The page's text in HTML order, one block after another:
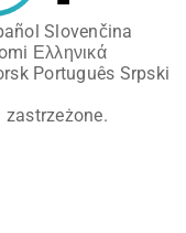
Slovenčina
Ελληνικά
Português Srpski